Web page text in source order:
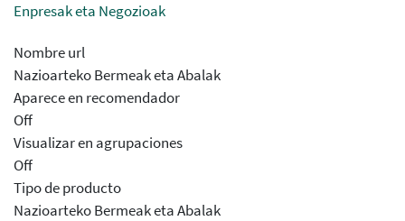
Enpresak eta Negozioak
Nombre url
Nazioarteko Bermeak eta Abalak
Aparece en recomendador
Off
Visualizar en agrupaciones
Off
Tipo de producto
Nazioarteko Bermeak eta Abalak